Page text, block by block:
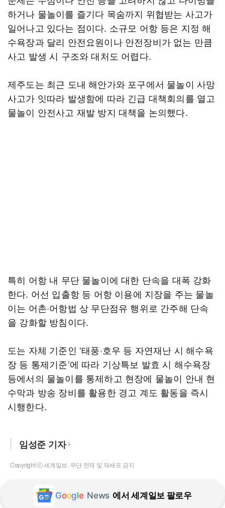
하거나 물놀이를 즐기다 목숨까지 위협받는 사고가
일어나고 있다는 점이다. 소규모 어항 등은 지정 해
수욕장과 달리 안전요원이나 안전장비가 없는 만큼
사고 발생 시 구조와 대처도 어렵다.
제주도는 최근 도내 해안가와 포구에서 물놀이 사망
사고가 잇따라 발생함에 따라 긴급 대책회의를 열고
물놀이 안전사고 재발 방지 대책을 논의했다.
특히 어항 내 무단 물놀이에 대한 단속을 대폭 강화
한다. 어선 입출항 등 어항 이용에 지장을 주는 물놀
이는 어촌·어항법 상 무단점유 행위로 간주해 단속
을 강화할 방침이다.
도는 자체 기준인 ‘태풍·호우 등 자연재난 시 해수욕
장 등 통제기준’에 따라 기상특보 발효 시 해수욕장
등에서의 물놀이를 통제하고 현장에 물놀이 안내 현
수막과 방송 장비를 활용한 경고 계도 활동을 즉시
시행한다.
임성준 기자
Copyright ⓒ 세계일보. 무단 전재 및 재배포 금지
Google News 에서 세계일보 팔로우